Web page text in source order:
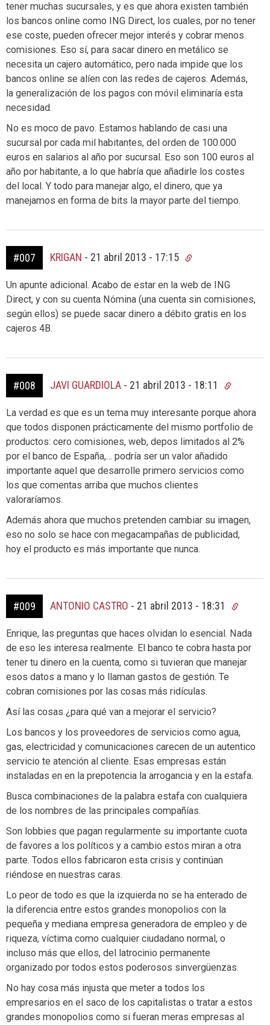
tener muchas sucursales, y es que ahora existen también
los bancos online como ING Direct, los cuales, por no tener
ese coste, pueden ofrecer mejor interés y cobrar menos
comisiones. Eso sí, para sacar dinero en metálico se
necesita un cajero automático, pero nada impide que los
bancos online se alíen con las redes de cajeros. Además,
la generalización de los pagos con móvil eliminaría esta
necesidad.
No es moco de pavo. Estamos hablando de casi una
sucursal por cada mil habitantes, del orden de 100.000
euros en salarios al año por sucursal. Eso son 100 euros al
año por habitante, a lo que habría que añadirle los costes
del local. Y todo para manejar algo, el dinero, que ya
manejamos en forma de bits la mayor parte del tiempo.
#007 KRIGAN - 21 abril 2013 - 17:15
Un apunte adicional. Acabo de estar en la web de ING
Direct, y con su cuenta Nómina (una cuenta sin comisiones,
según ellos) se puede sacar dinero a débito gratis en los
cajeros 4B.
#008 JAVI GUARDIOLA - 21 abril 2013 - 18:11
La verdad es que es un tema muy interesante porque ahora
que todos disponen prácticamente del mismo portfolio de
productos: cero comisiones, web, depos limitados al 2%
por el banco de España,… podría ser un valor añadido
importante aquel que desarrolle primero servicios como
los que comentas arriba que muchos clientes
valoraríamos.
Además ahora que muchos pretenden cambiar su imagen,
eso no solo se hace con megacampañas de publicidad,
hoy el producto es más importante que nunca.
#009 ANTONIO CASTRO - 21 abril 2013 - 18:31
Enrique, las preguntas que haces olvidan lo esencial. Nada
de eso les interesa realmente. El banco te cobra hasta por
tener tu dinero en la cuenta, como si tuvieran que manejar
esos datos a mano y lo llaman gastos de gestión. Te
cobran comisiones por las cosas más ridículas.
Así las cosas ¿para qué van a mejorar el servicio?
Los bancos y los proveedores de servicios como agua,
gas, electricidad y comunicaciones carecen de un autentico
servicio te atención al cliente. Esas empresas están
instaladas en en la prepotencia la arrogancia y en la estafa.
Busca combinaciones de la palabra estafa con cualquiera
de los nombres de las principales compañías.
Son lobbies que pagan regularmente su importante cuota
de favores a los políticos y a cambio estos miran a otra
parte. Todos ellos fabricaron esta crisis y continúan
riéndose en nuestras caras.
Lo peor de todo es que la izquierda no se ha enterado de
la diferencia entre estos grandes monopolios con la
pequeña y mediana empresa generadora de empleo y de
riqueza, víctima como cualquier ciudadano normal, o
incluso más que ellos, del latrocinio permanente
organizado por todos estos poderosos sinvergüenzas.
No hay cosa más injusta que meter a todos los
empresarios en el saco de los capitalistas o tratar a estos
grandes monopolios como si fueran meras empresas al